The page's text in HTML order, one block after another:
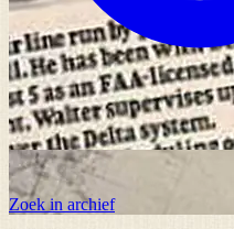
Zoek in archief